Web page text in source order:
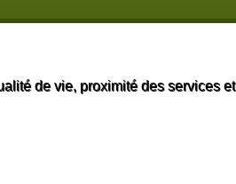
de vie, proximité des services et